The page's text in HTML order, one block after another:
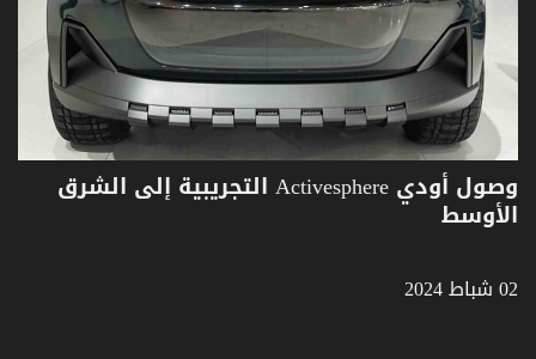
وصول أودي Activesphere التجريبية إلى الشرق
الأوسط
02 شباط 2024